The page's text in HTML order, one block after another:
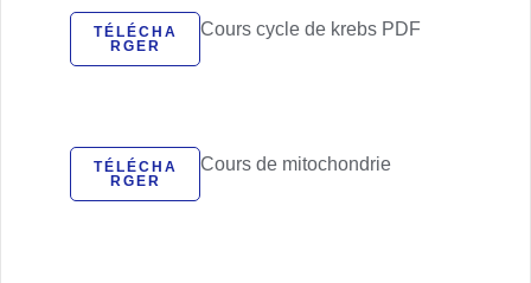
Cours cycle de krebs PDF
TÉLÉCHA
RGER
Cours de mitochondrie
TÉLÉCHA
RGER